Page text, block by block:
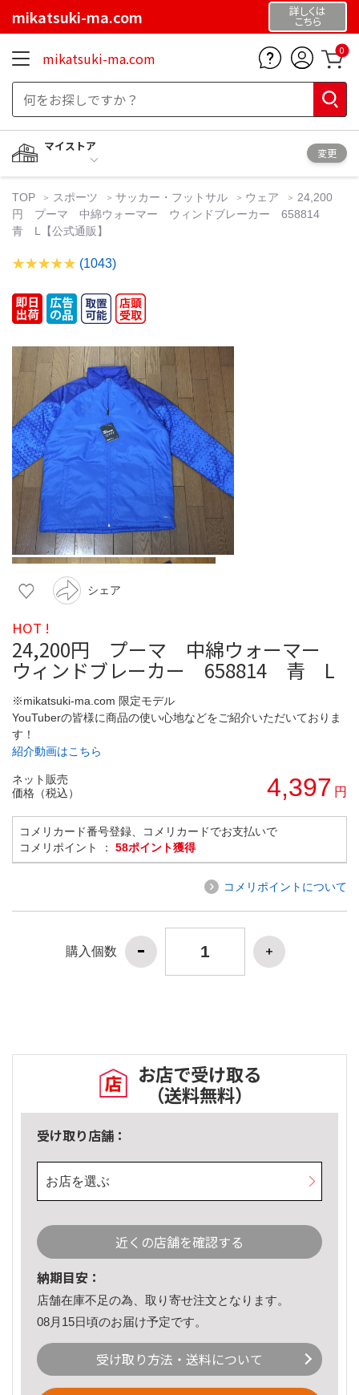
mikatsuki-ma.com 詳しくは
こちら
mikatsuki-ma.com 0
マイストア
変更
TOP スポーツ サッカー・フットサル ウェア
24,200
円 プーマ 中綿ウォーマー ウィンドブレーカー 658814
青 L【公式通販】
(1043)
シェア
HOT !
24,200円 プーマ 中綿ウォーマー
ウィンドブレーカー 658814 青 L
※mikatsuki-ma.com 限定モデル
YouTuberの皆様に商品の使い心地などをご紹介いただいておりま
す！
紹介動画はこちら
ネット販売
価格（税込）
4,397 円
コメリカード番号登録、コメリカードでお支払いで
コメリポイント ： 58ポイント獲得
コメリポイントについて
購入個数
お店で受け取る
（送料無料）
受け取り店舗：
お店を選ぶ
近くの店舗を確認する
納期目安：
店舗在庫不足の為、取り寄せ注文となります。
08月15日頃のお届け予定です。
受け取り方法・送料について